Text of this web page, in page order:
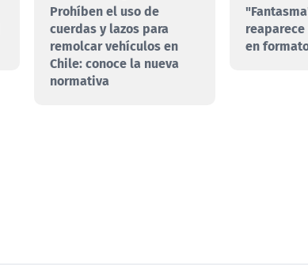
Prohíben el uso de
cuerdas y lazos para
remolcar vehículos en
Chile: conoce la nueva
normativa
reaparece
en